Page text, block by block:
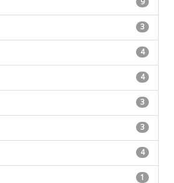
3
4
4
3
3
4
1